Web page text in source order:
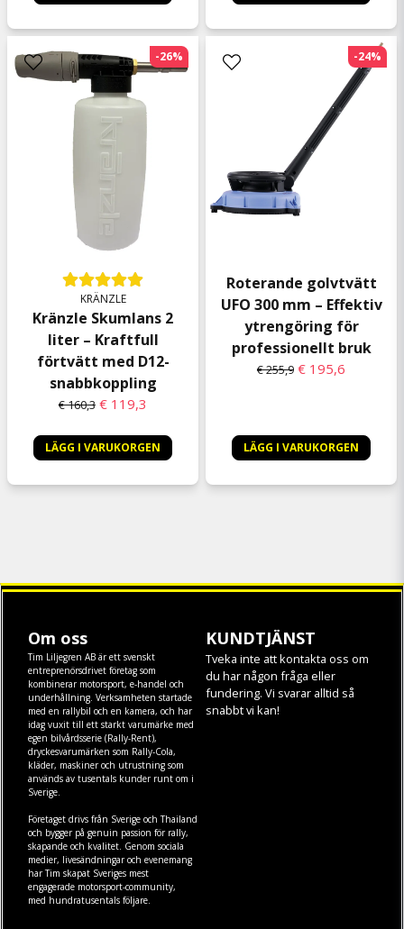
KRÄNZLE
Kränzle Skumlans 2
liter – Kraftfull
förtvätt med D12-
snabbkoppling
€ 160,3 € 119,3
LÄGG I VARUKORGEN
-26%
Roterande golvtvätt
UFO 300 mm – Effektiv
ytrengöring för
professionellt bruk
€ 255,9 € 195,6
LÄGG I VARUKORGEN
-24%
Om oss
Tim Liljegren AB är ett svenskt
entreprenörsdrivet företag som
kombinerar motorsport, e-handel och
underhållning. Verksamheten startade
med en rallybil och en kamera, och har
idag vuxit till ett starkt varumärke med
egen bilvårdsserie (Rally-Rent),
dryckesvarumärken som Rally-Cola,
kläder, maskineroch utrustning som
används av tusentals kunder runt om i
Sverige.
Företaget drivs från Sverige och Thailand
och bygger på genuin passion för rally,
skapande och kvalitet. Genom sociala
medier, livesändningar och evenemang
har Tim skapat Sveriges mest
engagerade motorsport-community,
med hundratusentals följare.
KUNDTJÄNST
Tveka inte att kontakta oss om
du har någon fråga eller
fundering. Vi svarar alltid så
snabbt vi kan!